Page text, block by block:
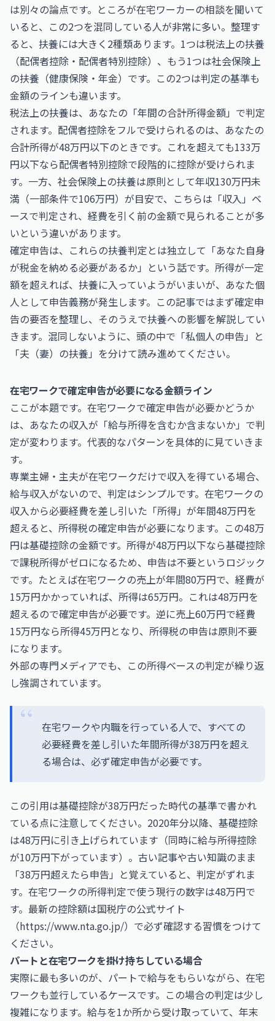
は別々の論点です。ところが在宅ワーカーの相談を聞いて
いると、この2つを混同している人が非常に多い。整理す
ると、扶養には大きく2種類あります。1つは税法上の扶養
（配偶者控除・配偶者特別控除）、もう1つは社会保険上
の扶養（健康保険・年金）です。この2つは判定の基準も
金額のラインも違います。
税法上の扶養は、あなたの「年間の合計所得金額」で判定
されます。配偶者控除をフルで受けられるのは、あなたの
合計所得が48万円以下のときです。これを超えても133万
円以下なら配偶者特別控除で段階的に控除が受けられま
す。一方、社会保険上の扶養は原則として年収130万円未
満（一部条件で106万円）が目安で、こちらは「収入」ベ
ースで判定され、経費を引く前の金額で見られることが多
いという違いがあります。
確定申告は、これらの扶養判定とは独立して「あなた自身
が税金を納める必要があるか」という話です。所得が一定
額を超えれば、扶養に入っていようがいまいが、あなた個
人として申告義務が発生します。この記事ではまず確定申
告の要否を整理し、そのうえで扶養への影響を解説してい
きます。混同しないように、頭の中で「私個人の申告」と
「夫（妻）の扶養」を分けて読み進めてください。
在宅ワークで確定申告が必要になる金額ライン
ここが本題です。在宅ワークで確定申告が必要かどうか
は、あなたの収入が「給与所得を含むか含まないか」で判
定が変わります。代表的なパターンを具体的に見ていきま
す。
専業主婦・主夫が在宅ワークだけで収入を得ている場合、
給与収入がないので、判定はシンプルです。在宅ワークの
収入から必要経費を差し引いた「所得」が年間48万円を
超えると、所得税の確定申告が必要になります。この48万
円は基礎控除の金額です。所得が48万円以下なら基礎控除
で課税所得がゼロになるため、申告は不要というロジック
です。たとえば在宅ワークの売上が年間80万円で、経費が
15万円かかっていれば、所得は65万円。これは48万円を
超えるので確定申告が必要です。逆に売上60万円で経費
15万円なら所得45万円となり、所得税の申告は原則不要
になります。
外部の専門メディアでも、この所得ベースの判定が繰り返
し強調されています。
在宅ワークや内職を行っている人で、すべての
必要経費を差し引いた年間所得が38万円を超え
る場合は、必ず確定申告が必要です。
この引用は基礎控除が38万円だった時代の基準で書かれ
ている点に注意してください。2020年分以降、基礎控除
は48万円に引き上げられています（同時に給与所得控除
が10万円下がっています）。古い記事や古い知識のまま
「38万円超えたら申告」と覚えていると、判定がずれま
す。在宅ワークの所得判定で使う現行の数字は48万円で
す。最新の控除額は国税庁の公式サイト
（https://www.nta.go.jp/）で必ず確認する習慣をつけて
ください。
パートと在宅ワークを掛け持ちしている場合
実際に最も多いのが、パートで給与をもらいながら、在宅
ワークも並行しているケースです。この場合の判定は少し
複雑になります。給与を1か所から受け取っていて、年末